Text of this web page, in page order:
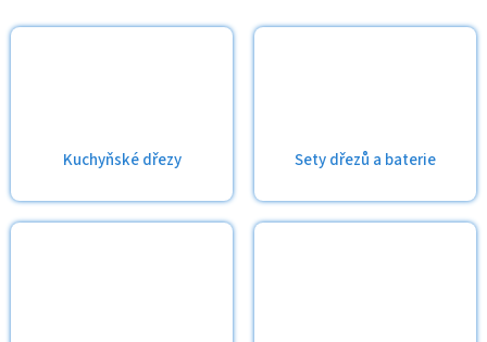
Kuchyňské dřezy Sety dřezů a baterie